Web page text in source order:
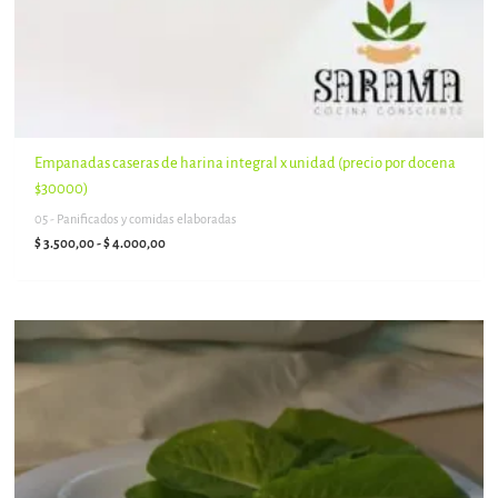
Empanadas caseras de harina integral x unidad (precio por docena
$30000)
05 - Panificados y comidas elaboradas
$3.500,00-$4.000,00